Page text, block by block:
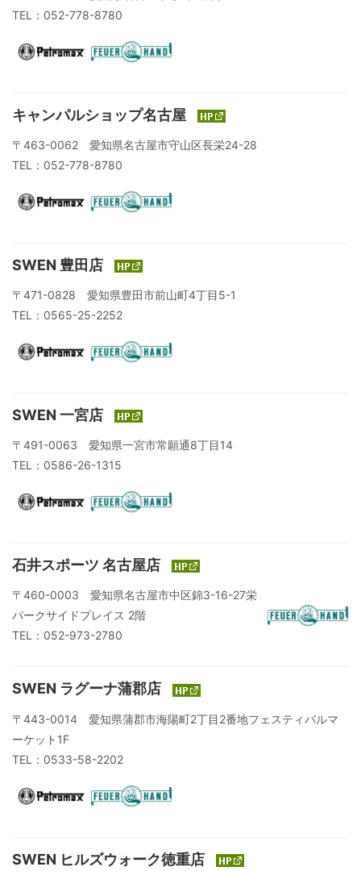
TEL：052-778-8780
キャンパルショップ名古屋
〒463-0062 愛知県名古屋市守山区長栄24-28
TEL：052-778-8780
SWEN 豊田店
〒471-0828 愛知県豊田市前山町4丁目5-1
TEL：0565-25-2252
SWEN 一宮店
〒491-0063 愛知県一宮市常願通8丁目14
TEL：0586-26-1315
石井スポーツ 名古屋店
〒460-0003 愛知県名古屋市中区錦3-16-27栄
パークサイドプレイス 2階
TEL：052-973-2780
SWEN ラグーナ蒲郡店
〒443-0014 愛知県蒲郡市海陽町2丁目2番地フェスティバルマ
ーケット1F
TEL：0533-58-2202
SWEN ヒルズウォーク徳重店